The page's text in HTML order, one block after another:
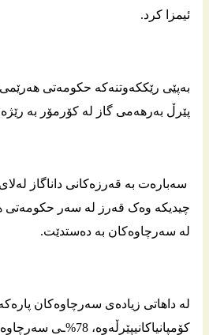
ئیمزا كرد.
بەپێی رێککەوتنەکە حکومەتی
پێرڵ بەرهەمی گاز لە کۆرمۆر بە رێژەی 160% لەوەی ئێستای زیاتر
سەبارەت بە قەرزەکانی داناگاز
چیدیکە وەک قەرز لە سەر حکومەتی
لە سەرچاوەکان بە دەستدێت.
لە داهاتی زیادەی سەرچاوەکان
کۆمپانیاکانیپێرڵەوە، 78%ـی سەرچاوەکان کە لە کۆرمۆر و چەمچەماڵەوە بە دەست هاتون بۆ حکومەت دەبن و 22%ـیش بۆ پێرڵ.